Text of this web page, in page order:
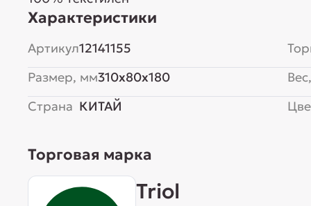
Характеристики
Артикул12141155
Размер, мм310x80x180
Страна КИТАЙ
Торговая марка
Triol